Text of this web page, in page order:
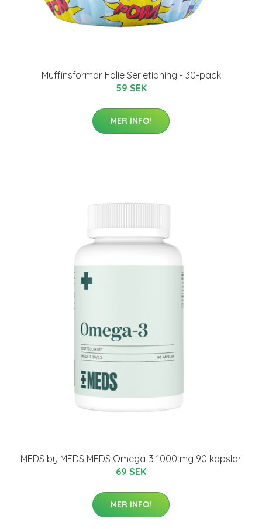
Muffinsformar Folie Serietidning - 30-pack
59 SEK
MER INFO!
MEDS by MEDS MEDS Omega-3 1000 mg 90 kapslar
69 SEK
MER INFO!